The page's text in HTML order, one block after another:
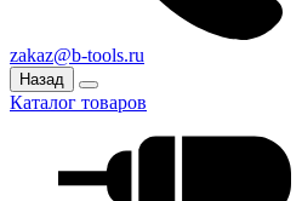
zakaz@b-tools.ru
Назад
Каталог товаров